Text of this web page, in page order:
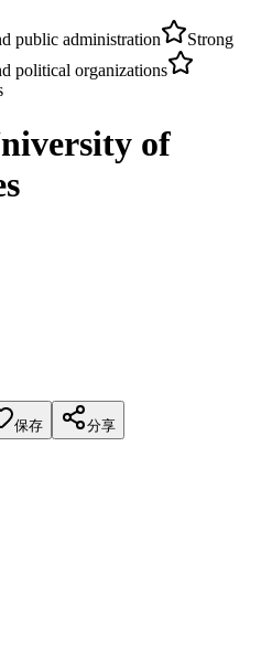
public administration
Strong
political organizations
of
保存 分享